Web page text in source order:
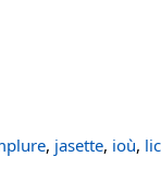
, jasette, ioù,